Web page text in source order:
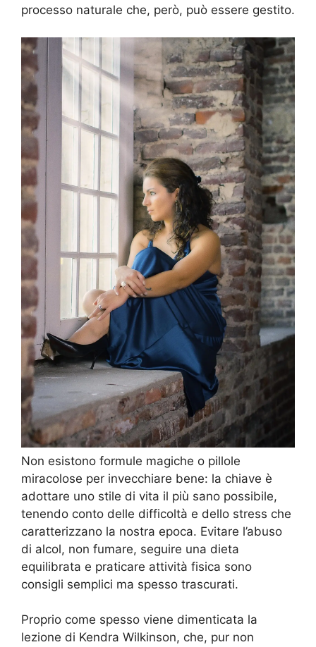
processo naturale che, però, può essere gestito.
Non esistono formule magiche o pillole
miracolose per invecchiare bene: la chiave è
adottare uno stile di vita il più sano possibile,
tenendo conto delle difficoltà e dello stress che
caratterizzano la nostra epoca. Evitare l’abuso
di alcol, non fumare, seguire una dieta
equilibrata e praticare attività fisica sono
consigli semplici ma spesso trascurati.
Proprio come spesso viene dimenticata la
lezione di Kendra Wilkinson, che, pur non